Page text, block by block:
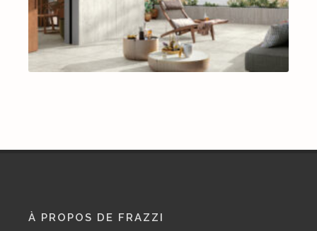
À PROPOS DE FRAZZI